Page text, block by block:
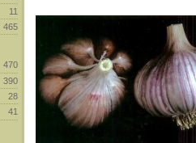
11
465
470
390
28
41